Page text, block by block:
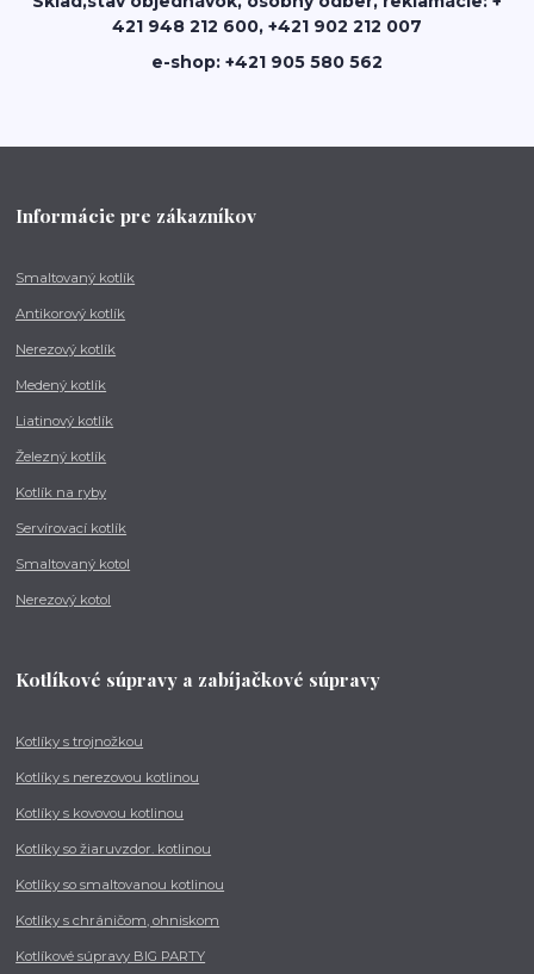
421 948 212 600, +421 902 212 007
e-shop: +421 905 580 562
Informácie pre zákazníkov
Smaltovaný kotlík
Antikorový kotlík
Nerezový kotlík
Medený kotlík
Liatinový kotlík
Železný kotlík
Kotlík na ryby
Servírovací kotlík
Smaltovaný kotol
Nerezový kotol
Kotlíkové súpravy a zabíjačkové súpravy
Kotlíky s trojnožkou
Kotlíky s nerezovou kotlinou
Kotlíky s kovovou kotlinou
Kotlíky so žiaruvzdor. kotlinou
Kotlíky so smaltovanou kotlinou
Kotlíky s chráničom, ohniskom
Kotlíkové súpravy BIG PARTY